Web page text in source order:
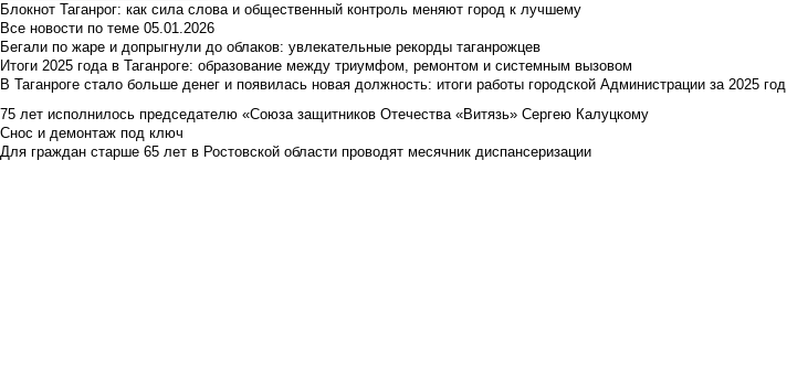
Блокнот Таганрог: как сила слова и общественный контроль меняют город к лучшему
Все новости по теме 05.01.2026
Бегали по жаре и допрыгнули до облаков: увлекательные рекорды таганрожцев
Итоги 2025 года в Таганроге: образование между триумфом, ремонтом и системным вызовом
В Таганроге стало больше денег и появилась новая должность: итоги работы городской Администрации за 2025 год
75 лет исполнилось председателю «Союза защитников Отечества «Витязь» Сергею Калуцкому
Снос и демонтаж под ключ
Для граждан старше 65 лет в Ростовской области проводят месячник диспансеризации